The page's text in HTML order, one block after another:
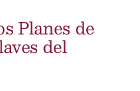
Planes de
del